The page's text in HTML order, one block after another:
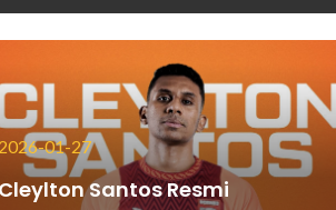
2026-01-27
Cleylton Santos Resmi